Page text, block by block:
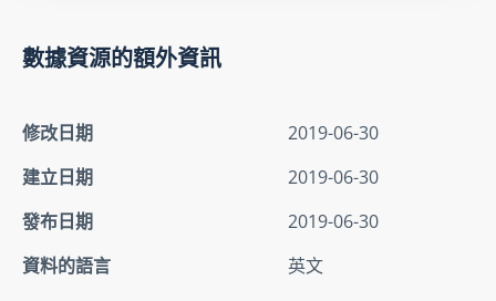
數據資源的額外資訊
修改日期
2019-06-30
建立日期
2019-06-30
發布日期
2019-06-30
資料的語言
英文